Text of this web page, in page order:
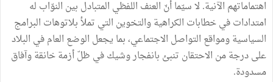
اهتماماتهم الآنية. لا سيّما أنّ العنف اللفظي المتبادل بين النوّاب له
امتدادات في خطابات الكراهية والتخوين التي تملأ بلاتوهات البرامج
السياسية ومواقع التواصل الاجتماعي، بما يجعل الوضع العام في البلاد
على درجة من الاحتقان تنبئ بانفجار وشيك في ظلّ أزمة خانقة وآفاق
مسدودة.